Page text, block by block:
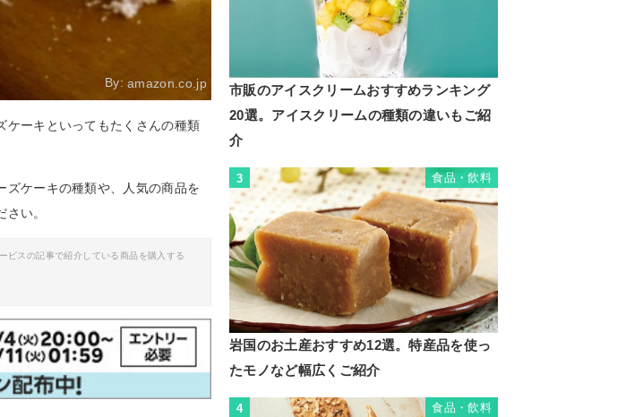
By:amazon.co.jp
ケーキといってもたくさんの種類
ズケーキの種類や、人気の商品を
い。
ビスの記事で紹介している商品を購入する
市販のアイスクリームおすすめランキング
20選。アイスクリームの種類の違いもご紹
介
3 食品・飲料
岩国のお土産おすすめ12選。特産品を使っ
たモノなど幅広くご紹介
4 食品・飲料